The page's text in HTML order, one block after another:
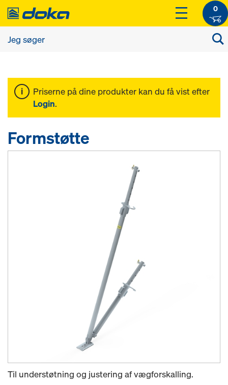
0
Priserne på dine produkter kan du få vist efter
Login.
Formstøtte
Til understøtning og justering af vægforskalling.